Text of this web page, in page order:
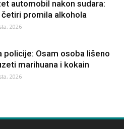
automobil nakon sudara:
promila alkohola
2026
policije: Osam osoba lišeno
marihuana i kokain
2026